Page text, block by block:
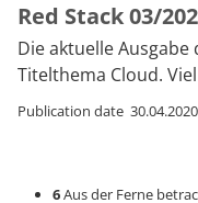
Red Stack 03/
Die aktuelle Ausgabe
Titelthema Cloud.
Publication date 30.04.2020
6Aus der Ferne